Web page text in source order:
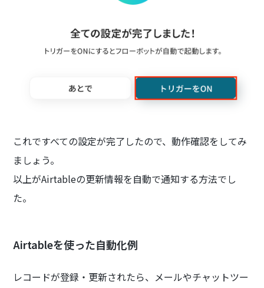
これですべての設定が完了したので、動作確認をしてみ
ましょう。
以上がAirtableの更新情報を自動で通知する方法でし
た。
Airtableを使った自動化例
レコードが登録・更新されたら、メールやチャットツー